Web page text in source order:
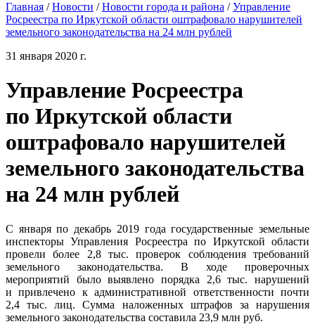
Главная / Новости / Новости города и района / Управление
Росреестра по Иркутской области оштрафовало нарушителей
земельного законодательства на 24 млн рублей
31 января 2020 г.
Управление Росреестра
по Иркутской области
оштрафовало нарушителей
земельного законодательства
на 24 млн рублей
С января по декабрь 2019 года государственные земельные
инспекторы Управления Росреестра по Иркутской области
провели более 2,8 тыс. проверок соблюдения требований
земельного законодательства. В ходе проверочных
мероприятий было выявлено порядка 2,6 тыс. нарушений
и привлечено к административной ответственности почти
2,4 тыс. лиц. Сумма наложенных штрафов за нарушения
земельного законодательства составила 23,9 млн руб.